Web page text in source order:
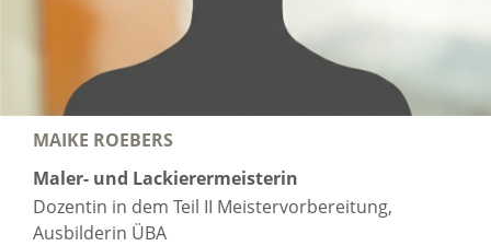
MAIKE ROEBERS
Maler- und Lackierermeisterin
Dozentin in dem Teil II Meistervorbereitung,
Ausbilderin ÜBA